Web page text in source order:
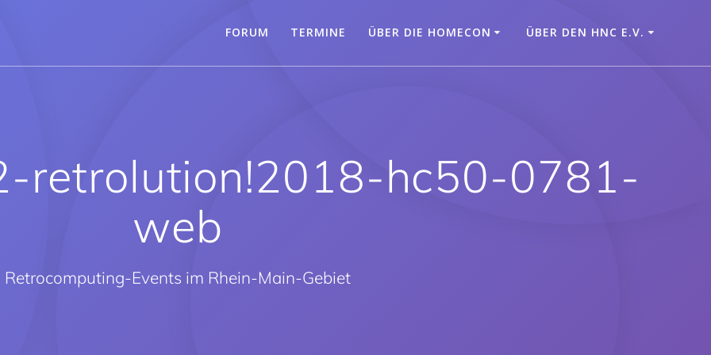
FORUM TERMINE ÜBER DIE HOMECON ÜBER DEN HNC E.V.
retrolution!2018-hc50-0781-
web
Retrocomputing-Events im Rhein-Main-Gebiet